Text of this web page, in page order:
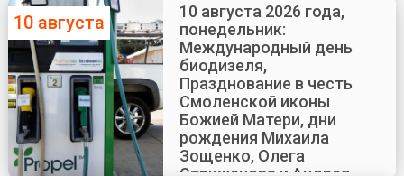
10 августа
10 августа 2026 года,
понедельник:
Международный день
биодизеля,
Празднование в честь
Смоленской иконы
Божией Матери, дни
рождения Михаила
Зощенко, Олега